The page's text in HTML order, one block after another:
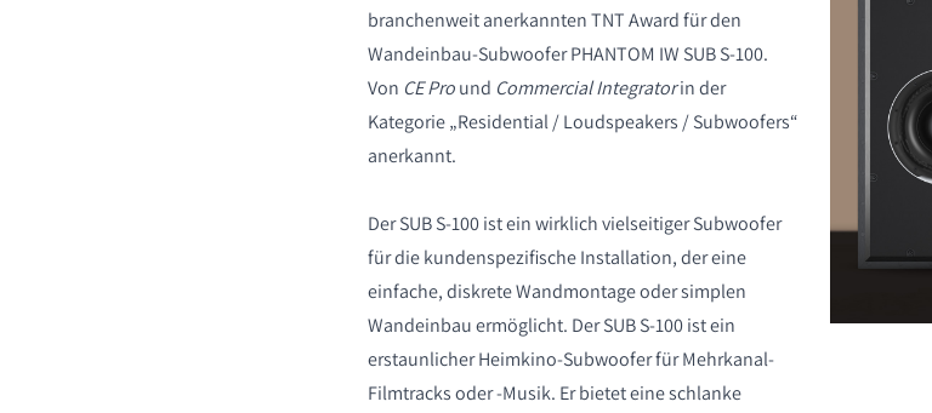
branchenweit anerkannten TNT Award für den
Wandeinbau-Subwoofer PHANTOM IW SUB S-100.
Von CE Pround Commercial Integratorin der
Kategorie „Residential / Loudspeakers / Subwoofers“
anerkannt.
Der SUB S-100 ist ein wirklich vielseitiger Subwoofer
für die kundenspezifische Installation, der eine
einfache, diskrete Wandmontage oder simplen
Wandeinbau ermöglicht. Der SUB S-100 ist ein
erstaunlicher Heimkino-Subwoofer für Mehrkanal-
Filmtracks oder -Musik. Er bietet eine schlanke
PRODUKTE VERGLEICHEN